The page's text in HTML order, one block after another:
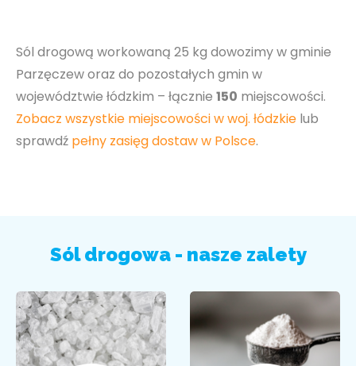
Sól drogową workowaną 25 kg dowozimy w gminie
Parzęczew oraz do pozostałych gmin w
województwie łódzkim – łącznie 150 miejscowości.
Zobacz wszystkie miejscowości w woj. łódzkie lub
sprawdź pełny zasięg dostaw w Polsce.
Sól drogowa - nasze zalety